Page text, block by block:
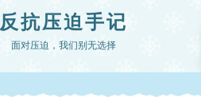
反抗压迫手记
面对压迫，我们别无选择